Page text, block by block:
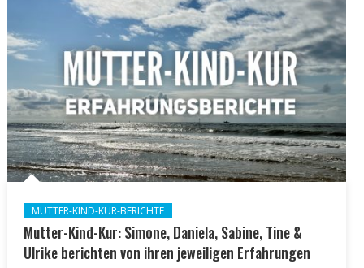
MUTTER-KIND-KUR-BERICHTE
Mutter-Kind-Kur: Simone, Daniela, Sabine, Tine &
Ulrike berichten von ihren jeweiligen Erfahrungen